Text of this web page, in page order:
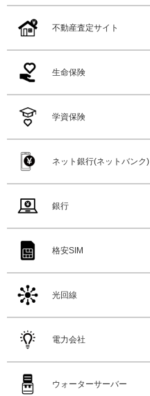
不動産査定サイト
生命保険
学資保険
ネット銀行(ネットバンク)
銀行
格安SIM
光回線
電力会社
ウォーターサーバー